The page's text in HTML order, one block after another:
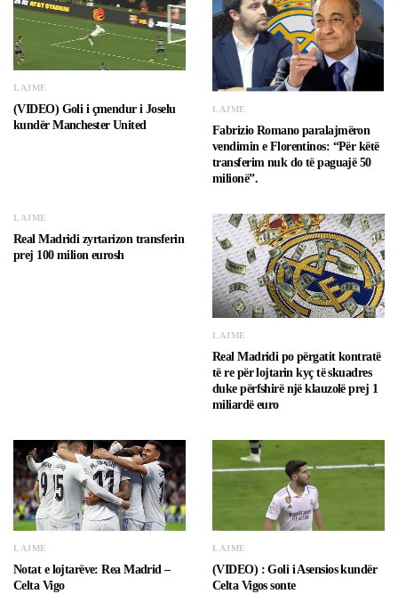
LAJME
(VIDEO) Goli i çmendur i Joselu
kundër Manchester United
LAJME
Fabrizio Romano paralajmëron
vendimin e Florentinos: “Për këtë
transferim nuk do të paguajë 50
milionë”.
LAJME
Real Madridi zyrtarizon transferin
prej 100 milion eurosh
LAJME
Real Madridi po përgatit kontratë
të re për lojtarin kyç të skuadres
duke përfshirë një klauzolë prej 1
miliardë euro
LAJME
Notat e lojtarëve: Rea Madrid –
Celta Vigo
LAJME
(VIDEO) : Goli i Asensios kundër
Celta Vigos sonte